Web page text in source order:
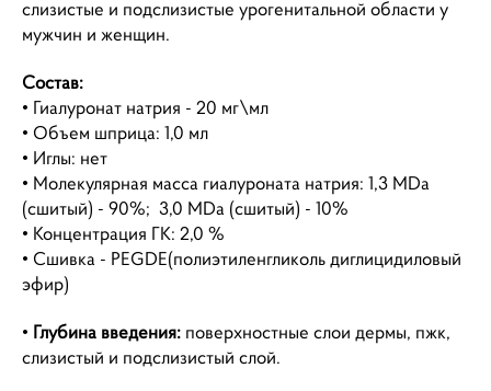
слизистые и подслизистые урогенитальной области у
мужчин и женщин.
Состав:
• Гиалуронат натрия - 20 мг\мл
• Объем шприца: 1,0 мл
• Иглы: нет
• Молекулярная масса гиалуроната натрия: 1,3 MDa
(сшитый) - 90%; 3,0 MDa (сшитый) - 10%
• Концентрация ГК: 2,0 %
• Сшивка - PEGDE(полиэтиленгликоль диглицидиловый
эфир)
• Глубина введения: поверхностные слои дермы, пжк,
слизистый и подслизистый слой.